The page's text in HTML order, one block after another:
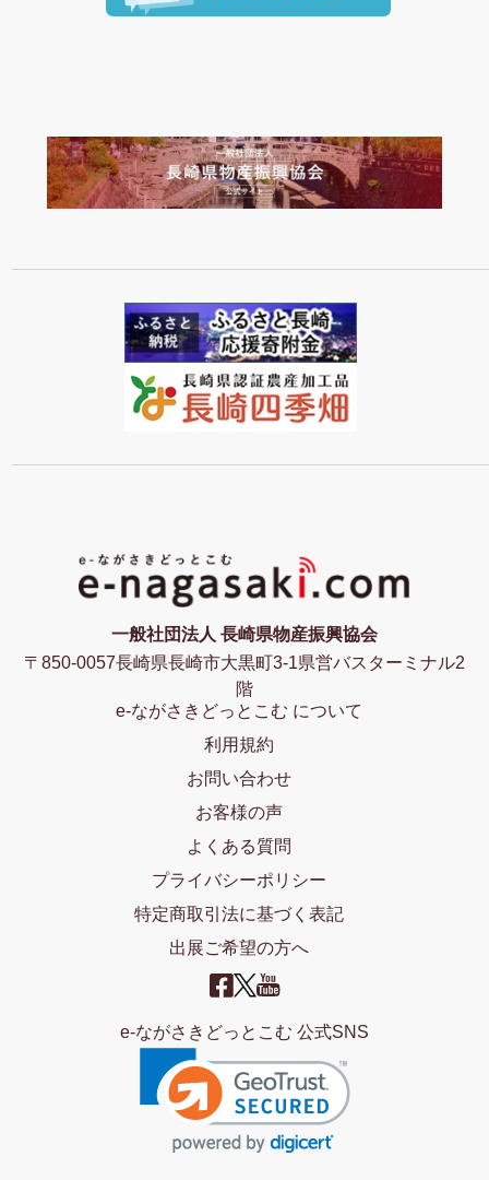
一般社団法人 長崎県物産振興協会
〒850-0057長崎県長崎市大黒町3-1県営バスターミナル2
階
e-ながさきどっとこむ について
利用規約
お問い合わせ
お客様の声
よくある質問
プライバシーポリシー
特定商取引法に基づく表記
出展ご希望の方へ
e-ながさきどっとこむ 公式SNS